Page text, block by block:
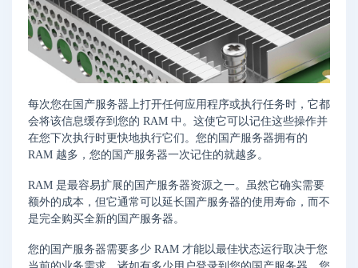
每次您在国产服务器上打开任何应用程序或执行任务时，它都
会将该信息缓存到您的 RAM 中。这使它可以记住这些操作并
在您下次执行时更快地执行它们。您的国产服务器拥有的
RAM 越多，您的国产服务器一次记住的就越多。
RAM 是最容易扩展的国产服务器资源之一。虽然它确实需要
额外的成本，但它通常可以延长国产服务器的使用寿命，而不
是完全购买全新的国产服务器。
您的国产服务器需要多少 RAM 才能以最佳状态运行取决于您